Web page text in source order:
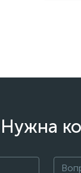
Нужна